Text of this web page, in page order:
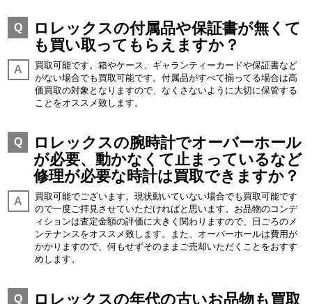
Q
ロレックスの付属品や保証書が無くて
も買い取ってもらえますか？
A
買取可能です。箱やケース、ギャランティーカードや保証書など
がない場合でも買取可能です。付属品がすべて揃ってる場合は高
価買取の対象となりますので、なくさないように大切に保管する
ことをオススメ致します。
Q
ロレックスの腕時計でオーバーホール
が必要、動かなくて止まっているなど
修理が必要な時計は買取できますか？
A
買取可能でございます。現状動いていない場合でも買取可能です
ので一度ご拝見させていただければと思います。お品物のコンデ
ィションは査定金額の評価に大きく関わりますので、日ごろのメ
ンテナンスをオススメ致します。また、オーバーホールは費用が
かかりますので、何もせずそのままご売却いただくことをおすす
めします。
Q ロレックスの年代の古いお品物も買取